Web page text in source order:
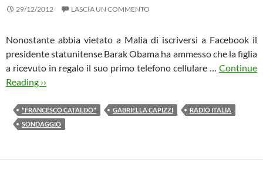
29/12/2012 LASCIA UN COMMENTO
Nonostante abbia vietato a Malia di iscriversi a Facebook il
presidente statunitense Barak Obama ha ammesso che la figlia
a ricevuto in regalo il suo primo telefono cellulare … Continue
Reading ››
"FRANCESCO CATALDO" GABRIELLA CAPIZZI
RADIO ITALIA
SONDAGGIO